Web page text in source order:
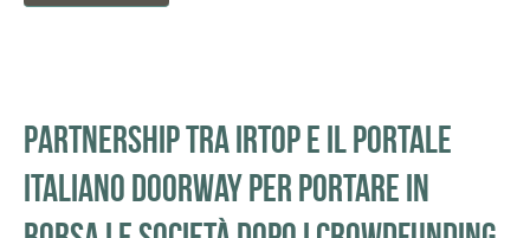
Partnership tra IRTop e il portale
italiano Doorway per portare in